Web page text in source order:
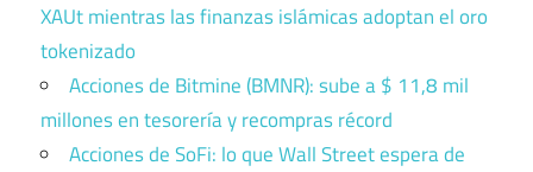
XAUt mientras las finanzas islámicas adoptan el oro
tokenizado
Acciones de Bitmine (BMNR): sube a $ 11,8 mil
millones en tesorería y recompras récord
Acciones de SoFi: lo que Wall Street espera de